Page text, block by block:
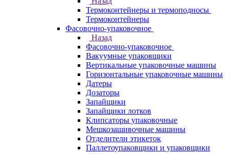
Термоконтейнеры и термоподносы
Термоконтейнеры
Фасовочно-упаковочное
Назад
Фасовочно-упаковочное
Вакуумные упаковщики
Вертикальные упаковочные машины
Горизонтальные упаковочные машины
Датеры
Дозаторы
Запайщики
Запайщики лотков
Клипсаторы упаковочные
Мешкозашивочные машины
Отделители этикеток
Паллетоупаковщики и упаковщики